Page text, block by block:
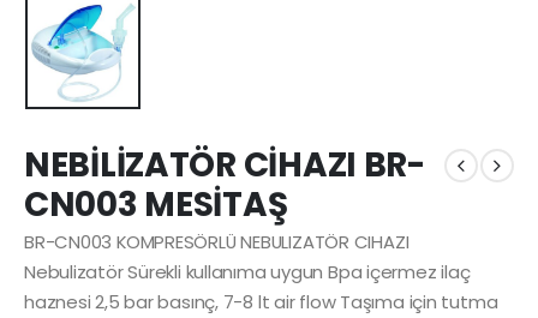
NEBİLİZATÖR CİHAZI BR-
CN003 MESİTAŞ
BR-CN003 KOMPRESÖRLÜ NEBULIZATÖR CIHAZI
Nebulizatör Sürekli kullanıma uygun Bpa içermez ilaç
haznesi 2,5 bar basınç, 7-8 lt air flow Taşıma için tutma